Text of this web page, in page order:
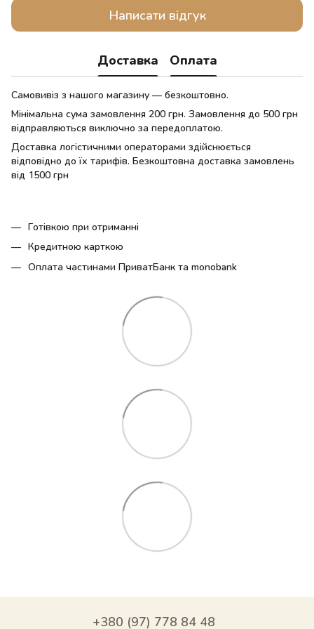
Написати відгук
Доставка Оплата
Самовивіз з нашого магазину — безкоштовно.
Мінімальна сума замовлення 200 грн. Замовлення до 500 грн
відправляються виключно за передоплатою.
Доставка логістичними операторами здійснюється
відповідно до їх тарифів. Безкоштовна доставка замовлень
від 1500 грн
Готівкою при отриманні
Кредитною карткою
Оплата частинами ПриватБанк та monobank
+380 (97) 778 84 48